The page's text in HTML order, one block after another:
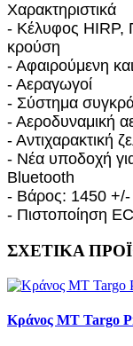
Χαρακτηριστικά
- Κέλυφος HIRP,
κρούση
- Αφαιρούμενη
- Αεραγωγοί
- Σύστημα
- Αεροδυναμική
- Αντιχαρακτική
- Νέα υποδοχή
Bluetooth
- Βάρος: 1450
- Πιστοποίηση
ΣΧΕΤΙΚΑ
Κράνος MT Targo